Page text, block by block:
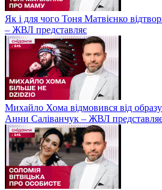
Як і для чого Тоня Матвієнко
– ЖВЛ представляє
Михайло Хома відмовився від
Анни Саліванчук – ЖВЛ